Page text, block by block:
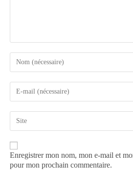
Enregistrer mon nom, mon e-mail et
pour mon prochain commentaire.